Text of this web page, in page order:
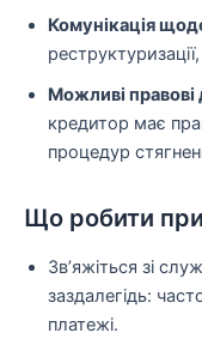
Комунікація
Можливі правові
кредитор має
процедур
Що робити
Зв’яжіться зі
заздалегідь:
платежі.